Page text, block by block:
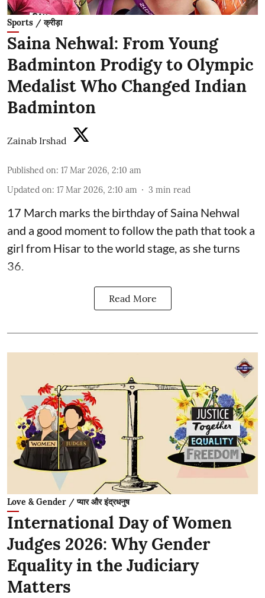
Sports / क्रीड़ा
Saina Nehwal: From Young
Badminton Prodigy to Olympic
Medalist Who Changed Indian
Badminton
Zainab Irshad
Published on: 17 Mar 2026, 2:10 am
Updated on: 17 Mar 2026, 2:10 am 3 min read
17 March marks the birthday of Saina Nehwal
and a good moment to follow the path that took a
girl from Hisar to the world stage, as she turns
36.
Read More
Love & Gender / प्यार और इंद्रधनुष
International Day of Women
Judges 2026: Why Gender
Equality in the Judiciary
Matters